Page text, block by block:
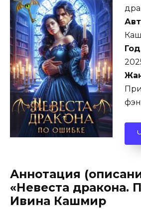
Аннотация
«Невеста дракона.
Ивина Кашмир